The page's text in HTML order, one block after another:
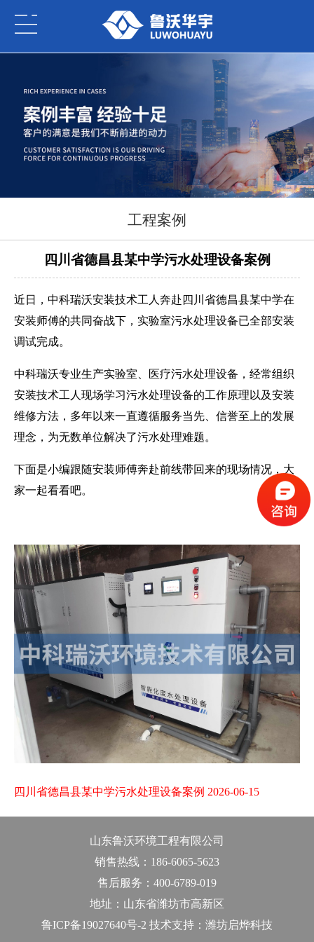
工程案例
四川省德昌县某中学污水处理设备案例
近日，中科瑞沃安装技术工人奔赴四川省德昌县某中学在
安装师傅的共同奋战下，实验室污水处理设备已全部安装
调试完成。
中科瑞沃专业生产实验室、医疗污水处理设备，经常组织
安装技术工人现场学习污水处理设备的工作原理以及安装
维修方法，多年以来一直遵循服务当先、信誉至上的发展
理念，为无数单位解决了污水处理难题。
下面是小编跟随安装师傅奔赴前线带回来的现场情况，大
家一起看看吧。
四川省德昌县某中学污水处理设备案例 2026-06-15
山东鲁沃环境工程有限公司
销售热线：186-6065-5623
售后服务：400-6789-019
地址：山东省潍坊市高新区
鲁ICP备19027640号-2 技术支持：潍坊启烨科技